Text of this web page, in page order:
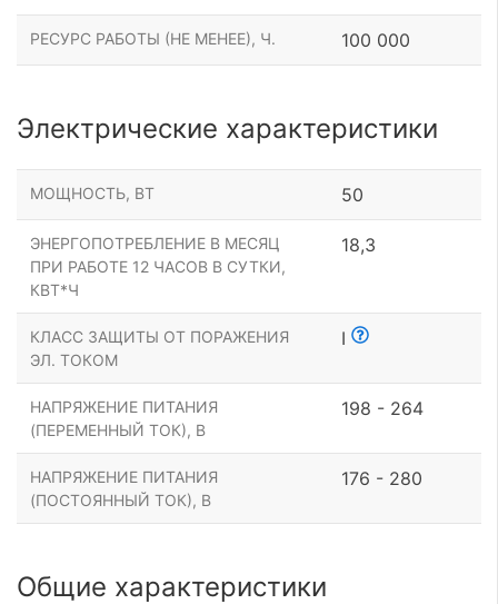
РЕСУРС РАБОТЫ (НЕ МЕНЕЕ), Ч. 100 000
Электрические характеристики
МОЩНОСТЬ, ВТ 50
ЭНЕРГОПОТРЕБЛЕНИЕ В МЕСЯЦ
ПРИ РАБОТЕ 12 ЧАСОВ В СУТКИ,
КВТ*Ч
18,3
КЛАСС ЗАЩИТЫ ОТ ПОРАЖЕНИЯ
ЭЛ. ТОКОМ
I
НАПРЯЖЕНИЕ ПИТАНИЯ
(ПЕРЕМЕННЫЙ ТОК), В
198 - 264
НАПРЯЖЕНИЕ ПИТАНИЯ
(ПОСТОЯННЫЙ ТОК), В
176 - 280
Общие характеристики